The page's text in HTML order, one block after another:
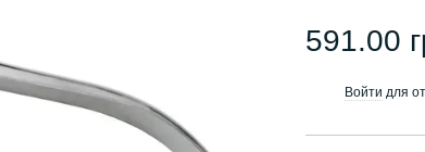
591.00
Войти для